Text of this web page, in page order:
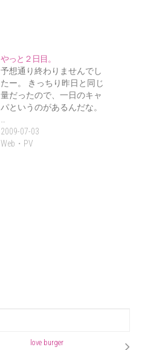
やっと２日目。
予想通り終わりませんでし
たー。 きっちり昨日と同じ
量だったので、一日のキャ
パというのがあるんだな。
2009-07-03
Web・PV
love burger